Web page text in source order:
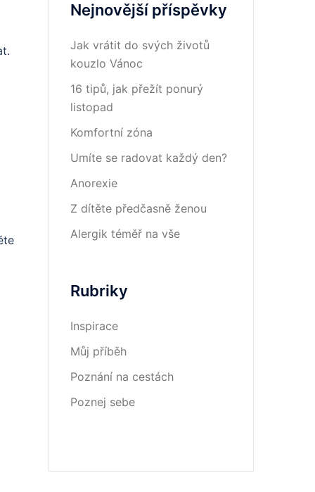
Nejnovější příspěvky
Jak vrátit do svých životů
kouzlo Vánoc
16 tipů, jak přežít ponurý
listopad
Komfortní zóna
Umíte se radovat každý den?
Anorexie
Z dítěte předčasně ženou
Alergik téměř na vše
Rubriky
Inspirace
Můj příběh
Poznání na cestách
Poznej sebe